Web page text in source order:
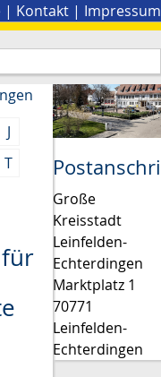
| Kontakt | Impressum
J
T
Große
Kreisstadt
Leinfelden-
Echterdingen
Marktplatz 1
70771
Leinfelden-
Echterdingen